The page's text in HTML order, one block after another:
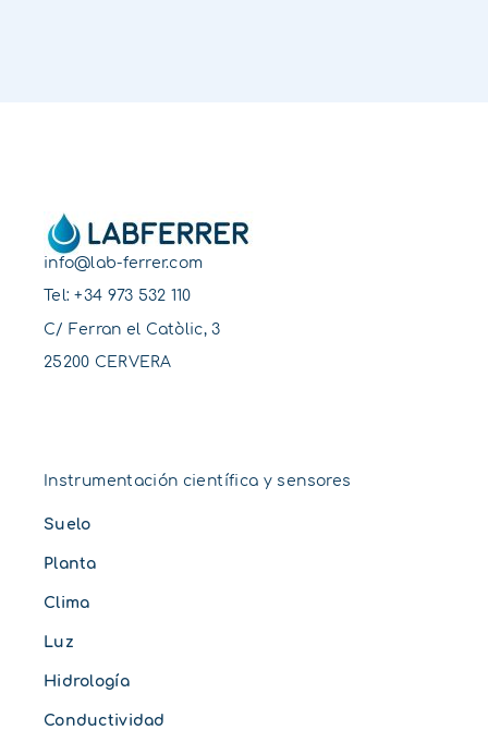
info@lab-ferrer.com
Tel:+34 973 532 110
C/ Ferran el Catòlic, 3
25200 CERVERA
Instrumentación científica y sensores
Suelo
Planta
Clima
Luz
Hidrología
Conductividad